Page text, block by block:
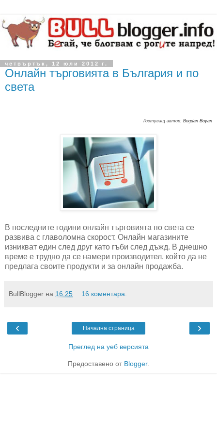
четвъртък, 12 юли 2012 г.
Онлайн търговията в България и по
света
Гостуващ автор: Bogdan Boyan
В последните години онлайн търговията по света се
развива с главоломна скорост. Онлайн магазините
изникват един след друг като гъби след дъжд. В днешно
време е трудно да се намери производител, който да не
предлага своите продукти и за онлайн продажба.
BullBlogger на 16:25 16 коментара:
‹ ›
Начална страница
Преглед на уеб версията
Предоставено от Blogger.